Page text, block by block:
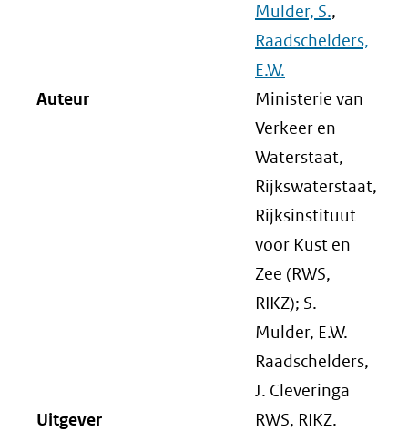
Mulder, S.,
Raadschelders,
E.W.
Auteur
Ministerie van
Verkeer en
Waterstaat,
Rijkswaterstaat,
Rijksinstituut
voor Kust en
Zee (RWS,
RIKZ); S.
Mulder, E.W.
Raadschelders,
J. Cleveringa
Uitgever
RWS, RIKZ.